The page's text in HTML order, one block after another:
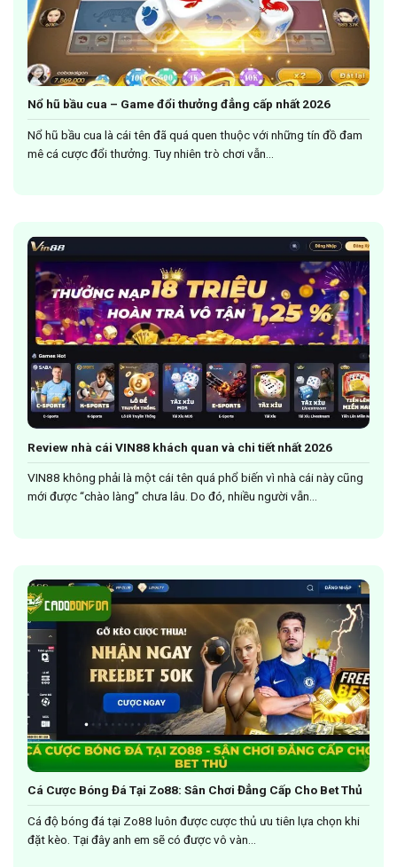
Nổ hũ bầu cua – Game đổi thưởng đẳng cấp nhất 2026
Nổ hũ bầu cua là cái tên đã quá quen thuộc với những tín đồ đam
mê cá cược đổi thưởng. Tuy nhiên trò chơi vẫn...
Review nhà cái VIN88 khách quan và chi tiết nhất 2026
VIN88 không phải là một cái tên quá phổ biến vì nhà cái này cũng
mới được “chào làng” chưa lâu. Do đó, nhiều người vẫn...
Cá Cược Bóng Đá Tại Zo88: Sân Chơi Đẳng Cấp Cho Bet Thủ
Cá độ bóng đá tại Zo88 luôn được cược thủ ưu tiên lựa chọn khi
đặt kèo. Tại đây anh em sẽ có được vô vàn...